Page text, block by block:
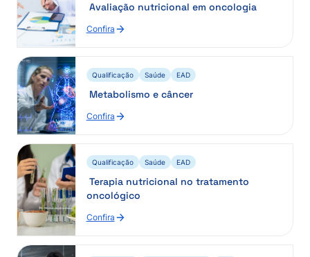
Avaliação nutricional em oncologia
Confira
Qualificação Saúde EAD
Metabolismo e câncer
Confira
Qualificação Saúde EAD
Terapia nutricional no tratamento
oncológico
Confira